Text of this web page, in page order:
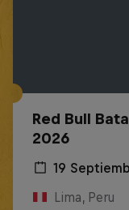
Red Bull
2026
19
Lima, Peru